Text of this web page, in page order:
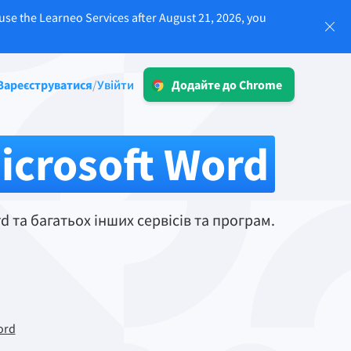
the Learneo Services after August 21, 2026, you
/Увійти
Додайте до Chrome
що відповідають вимогам GDPR, для
забезпечення надійної комунікації та
послідовної природи бренду.
Увійти
Word
багатьох інших сервісів та програм.